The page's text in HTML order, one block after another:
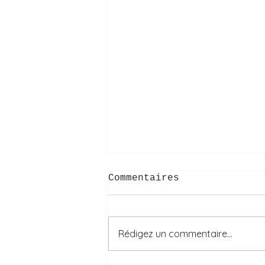
Commentaires
Rédigez un commentaire...